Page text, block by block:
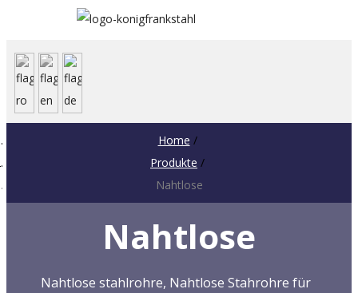
Home /
Produkte /
Nahtlose
Nahtlose
Nahtlose stahlrohre, Nahtlose Stahrohre für